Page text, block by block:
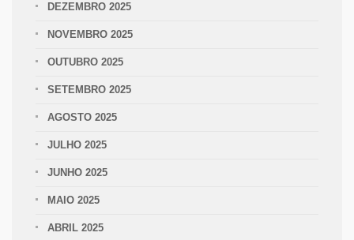
DEZEMBRO 2025
NOVEMBRO 2025
OUTUBRO 2025
SETEMBRO 2025
AGOSTO 2025
JULHO 2025
JUNHO 2025
MAIO 2025
ABRIL 2025